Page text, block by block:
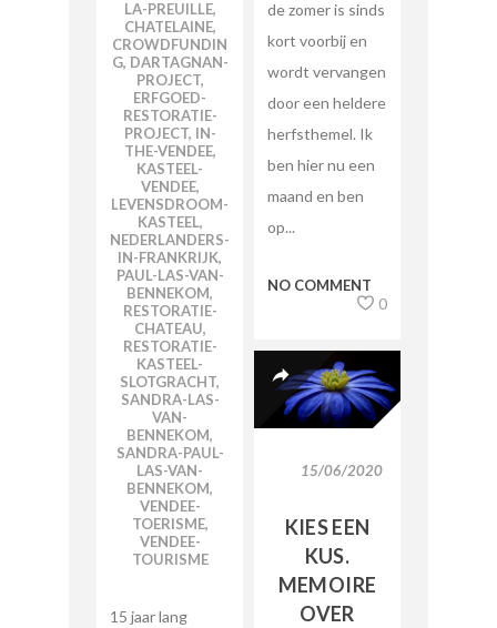
de zomer is sinds
kort voorbij en
wordt vervangen
door een heldere
herfsthemel. Ik
ben hier nu een
maand en ben
op...
NO COMMENT
0
LA-PREUILLE,
CHATELAINE,
CROWDFUNDIN
G, DARTAGNAN-
PROJECT,
ERFGOED-
RESTORATIE-
PROJECT, IN-
THE-VENDEE,
KASTEEL-
VENDEE,
LEVENSDROOM-
KASTEEL,
NEDERLANDERS-
IN-FRANKRIJK,
PAUL-LAS-VAN-
BENNEKOM,
RESTORATIE-
CHATEAU,
RESTORATIE-
KASTEEL-
SLOTGRACHT,
SANDRA-LAS-
VAN-
BENNEKOM,
SANDRA-PAUL-
LAS-VAN-
BENNEKOM,
VENDEE-
TOERISME,
VENDEE-
TOURISME
15 jaar lang
15/06/2020
KIES EEN
KUS.
MEMOIRE
OVER